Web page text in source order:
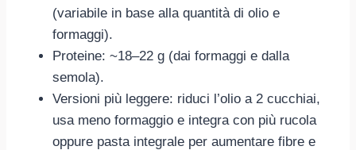
(variabile in base alla quantità di olio e
formaggi).
Proteine: ~18–22 g (dai formaggi e dalla
semola).
Versioni più leggere: riduci l’olio a 2 cucchiai,
usa meno formaggio e integra con più rucola
oppure pasta integrale per aumentare fibre e